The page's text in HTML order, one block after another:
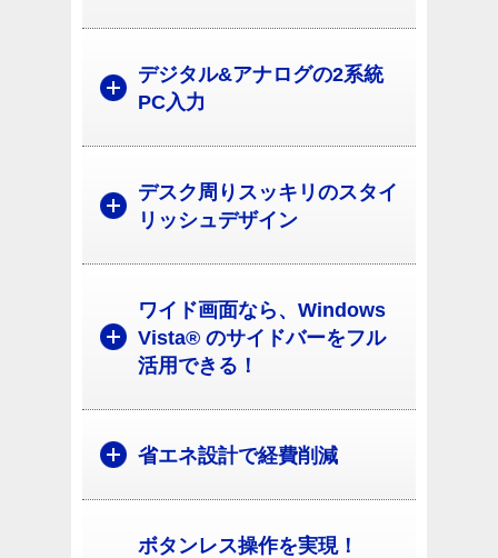
デジタル&アナログの2系統
PC入力
デスク周りスッキリのスタイ
リッシュデザイン
ワイド画面なら、Windows
Vista® のサイドバーをフル
活用できる！
省エネ設計で経費削減
ボタンレス操作を実現！